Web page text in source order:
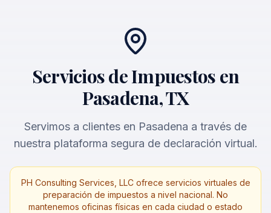
Servicios de Impuestos en
Pasadena, TX
Servimos a clientes en Pasadena a través de
nuestra plataforma segura de declaración virtual.
PH Consulting Services, LLC ofrece servicios virtuales de
preparación de impuestos a nivel nacional. No
mantenemos oficinas físicas en cada ciudad o estado